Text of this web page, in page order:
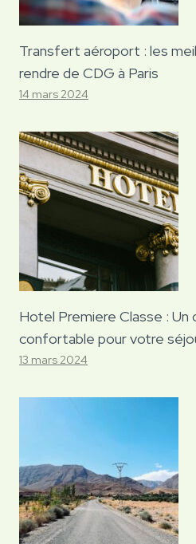
Transfert aéroport : les
rendre de CDG à Paris
14 mars 2024
Hotel Premiere Classe :
confortable pour votre
13 mars 2024